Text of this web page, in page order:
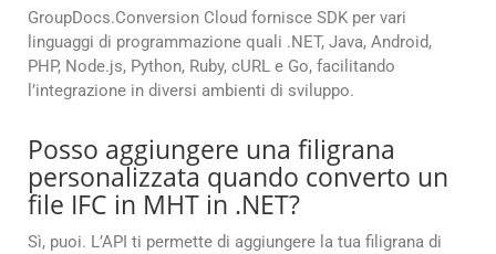
GroupDocs.Conversion Cloud fornisce SDK per vari
linguaggi di programmazione quali .NET, Java, Android,
PHP, Node.js, Python, Ruby, cURL e Go, facilitando
l’integrazione in diversi ambienti di sviluppo.
Posso aggiungere una filigrana
personalizzata quando converto un
file IFC in MHT in .NET?
Sì, puoi. L’API ti permette di aggiungere la tua filigrana di